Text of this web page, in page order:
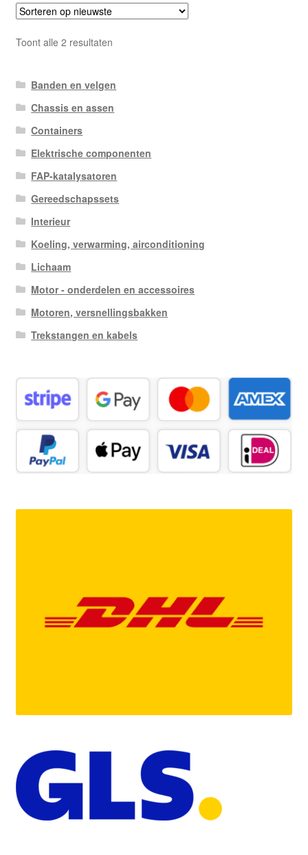
Toont alle 2 resultatenGesorteerd
Banden en velgen
Chassis en assen
Containers
Elektrische componenten
FAP-katalysatoren
Gereedschapssets
Interieur
Koeling, verwarming, airconditioning
Lichaam
Motor - onderdelen en accessoires
Motoren, versnellingsbakken
Trekstangen en kabels